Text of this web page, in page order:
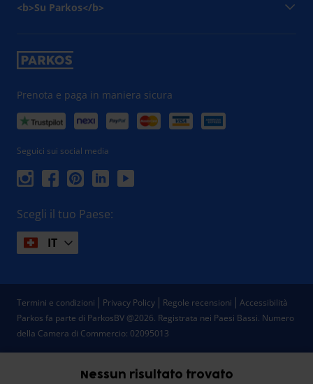
Nessun risultato trovato
Prenota e paga in maniera sicura
Seguici sui social media
Scegli il tuo Paese:
IT
<b>Su Parkos</b>
Parkos fa parte di ParkosBV @2026. Registrata nei Paesi Bassi. Numero
della Camera di Commercio: 02095013
Termini e condizioni Privacy Policy Regole recensioni Accessibilità